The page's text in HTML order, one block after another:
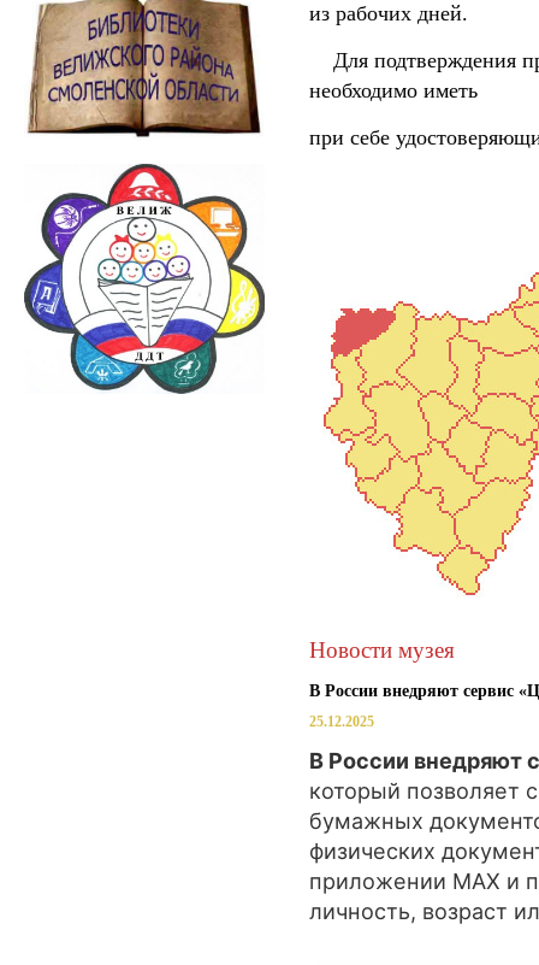
из рабочих дней.
Для подтверждения
необходимо иметь
при себе
Новости музея
В России внедряют сервис
25.12.2025
В России внедряют
который позволяет
бумажных
физических
приложении MAX и
личность, возраст